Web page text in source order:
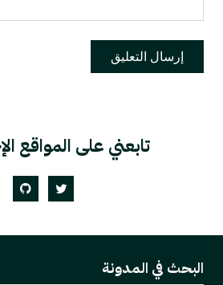
تابعني على المواقع
Twitter
البحث في المدونة